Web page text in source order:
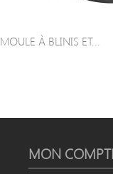
MOULE À BLINIS ET...
MON